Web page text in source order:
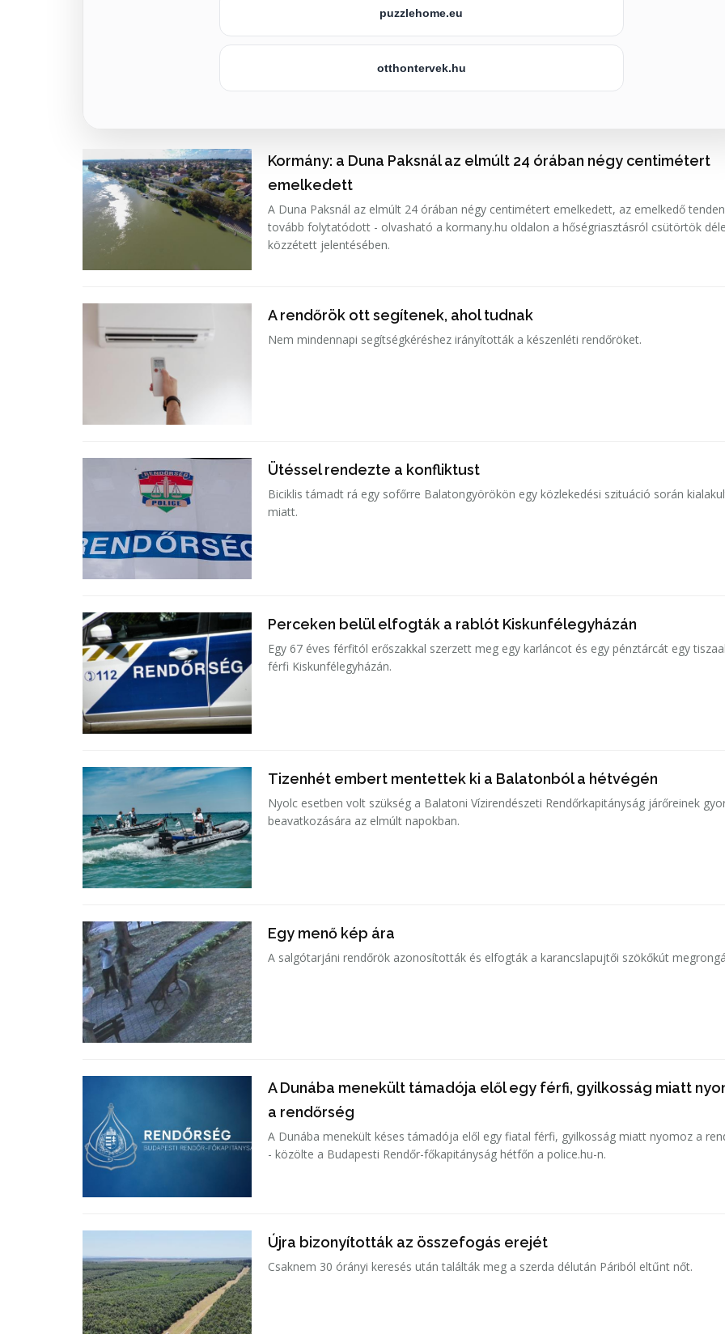
puzzlehome.eu
otthontervek.hu
Kormány: a Duna Paksnál az elmúlt 24 órában négy centimétert
emelkedett
A Duna Paksnál az elmúlt 24 órában négy centimétert emelkedett, az emelkedő
tovább folytatódott - olvasható a kormany.hu oldalon a hőségriasztásról csütörtök
közzétett jelentésében.
A rendőrök ott segítenek, ahol tudnak
Nem mindennapi segítségkéréshez irányították a készenléti rendőröket.
Ütéssel rendezte a konfliktust
Biciklis támadt rá egy sofőrre Balatongyörökön egy közlekedési szituáció során
miatt.
Perceken belül elfogták a rablót Kiskunfélegyházán
Egy 67 éves férfitól erőszakkal szerzett meg egy karláncot és egy pénztárcát egy
férfi Kiskunfélegyházán.
Tizenhét embert mentettek ki a Balatonból a hétvégén
Nyolc esetben volt szükség a Balatoni Vízirendészeti Rendőrkapitányság járőreinek
beavatkozására az elmúlt napokban.
Egy menő kép ára
A salgótarjáni rendőrök azonosították és elfogták a karancslapujtői szökőkút
A Dunába menekült támadója elől egy férfi, gyilkosság miatt
a rendőrség
A Dunába menekült késes támadója elől egy fiatal férfi, gyilkosság miatt nyomoz a
- közölte a Budapesti Rendőr-főkapitányság hétfőn a police.hu-n.
Újra bizonyították az összefogás erejét
Csaknem 30 órányi keresés után találták meg a szerda délután Páriból eltűnt nőt.